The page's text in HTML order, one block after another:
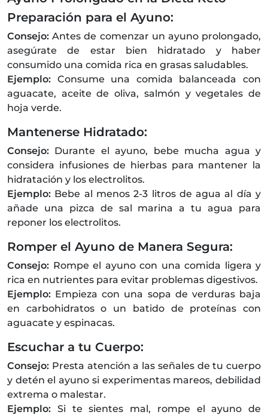
Preparación para el Ayuno:
Consejo: Antes de comenzar un ayuno prolongado,
asegúrate de estar bien hidratado y haber
consumido una comida rica en grasas saludables.
Ejemplo: Consume una comida balanceada con
aguacate, aceite de oliva, salmón y vegetales de
hoja verde.
Mantenerse Hidratado:
Consejo: Durante el ayuno, bebe mucha agua y
considera infusiones de hierbas para mantener la
hidratación y los electrolitos.
Ejemplo: Bebe al menos 2-3 litros de agua al día y
añade una pizca de sal marina a tu agua para
reponer los electrolitos.
Romper el Ayuno de Manera Segura:
Consejo: Rompe el ayuno con una comida ligera y
rica en nutrientes para evitar problemas digestivos.
Ejemplo: Empieza con una sopa de verduras baja
en carbohidratos o un batido de proteínas con
aguacate y espinacas.
Escuchar a tu Cuerpo:
Consejo: Presta atención a las señales de tu cuerpo
y detén el ayuno si experimentas mareos, debilidad
extrema o malestar.
Ejemplo: Si te sientes mal, rompe el ayuno de